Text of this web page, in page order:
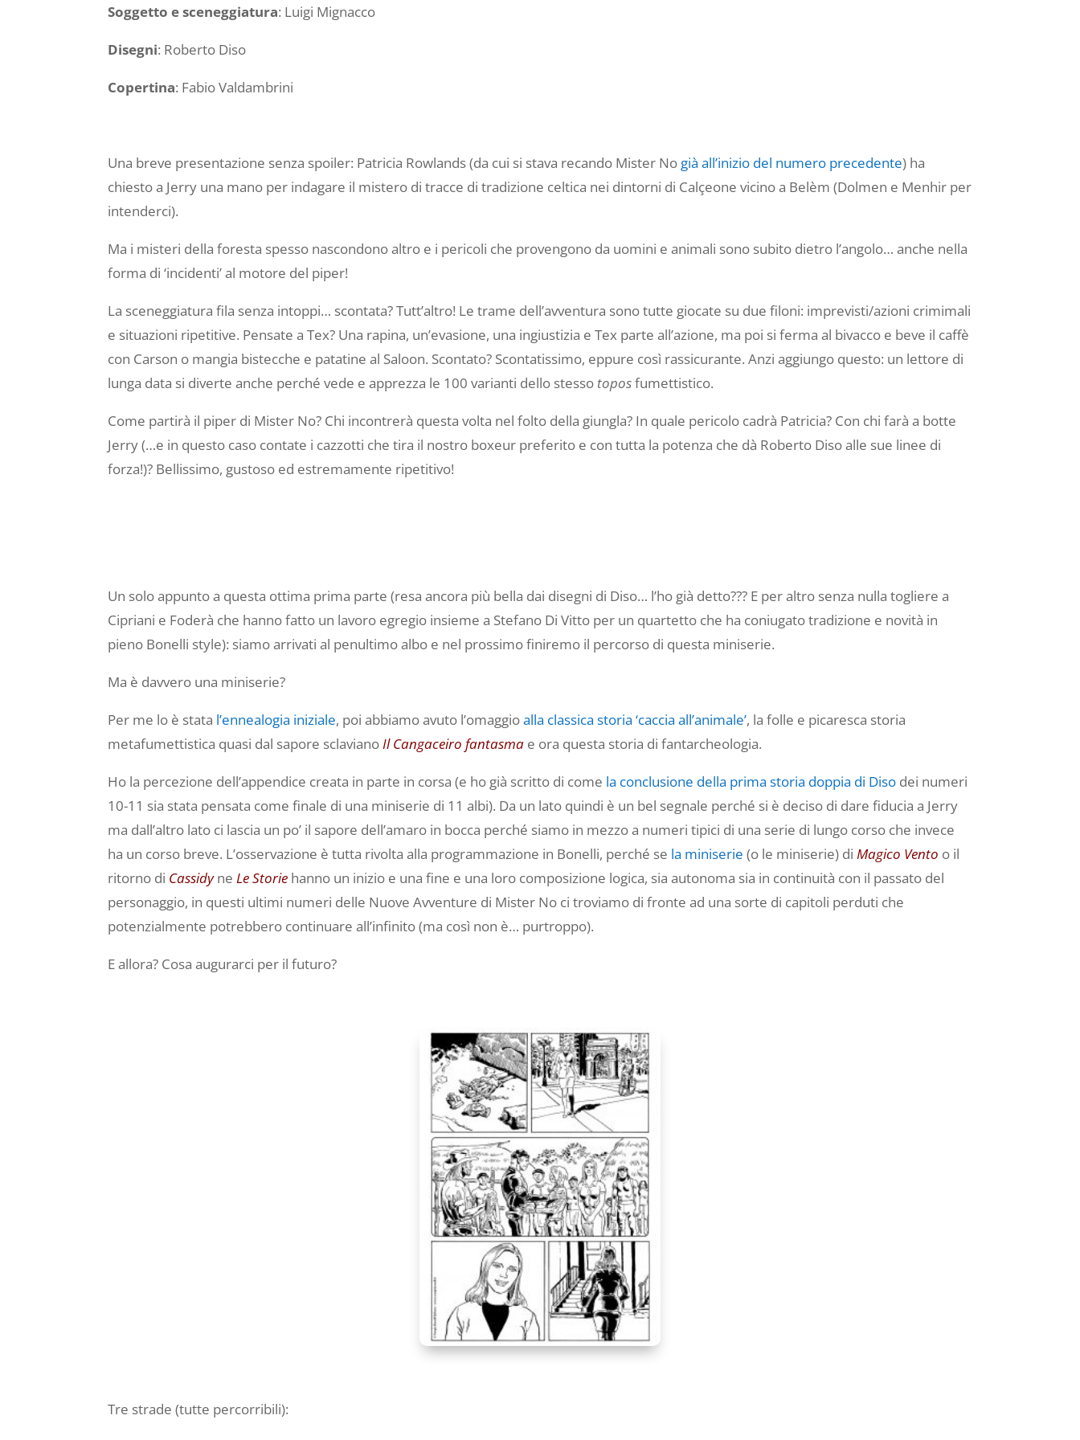
Soggetto e sceneggiatura: Luigi Mignacco
Disegni: Roberto Diso
Copertina: Fabio Valdambrini
Una breve presentazione senza spoiler: Patricia Rowlands (da cui si stava recando Mister No già all’inizio del numero precedente) ha
chiesto a Jerry una mano per indagare il mistero di tracce di tradizione celtica nei dintorni di Calçeone vicino a Belèm (Dolmen e Menhir per
intenderci).
Ma i misteri della foresta spesso nascondono altro e i pericoli che provengono da uomini e animali sono subito dietro l’angolo… anche nella
forma di ‘incidenti’ al motore del piper!
La sceneggiatura fila senza intoppi… scontata? Tutt’altro! Le trame dell’avventura sono tutte giocate su due filoni: imprevisti/azioni crimimali
e situazioni ripetitive. Pensate a Tex? Una rapina, un’evasione, una ingiustizia e Tex parte all’azione, ma poi si ferma al bivacco e beve il caffè
con Carson o mangia bistecche e patatine al Saloon. Scontato? Scontatissimo, eppure così rassicurante. Anzi aggiungo questo: un lettore di
lunga data si diverte anche perché vede e apprezza le 100 varianti dello stesso toposfumettistico.
Come partirà il piper di Mister No? Chi incontrerà questa volta nel folto della giungla? In quale pericolo cadrà Patricia? Con chi farà a botte
Jerry (…e in questo caso contate i cazzotti che tira il nostro boxeur preferito e con tutta la potenza che dà Roberto Diso alle sue linee di
forza!)? Bellissimo, gustoso ed estremamente ripetitivo!
Un solo appunto a questa ottima prima parte (resa ancora più bella dai disegni di Diso… l’ho già detto??? E per altro senza nulla togliere a
Cipriani e Foderà che hanno fatto un lavoro egregio insieme a Stefano Di Vitto per un quartetto che ha coniugato tradizione e novità in
pieno Bonelli style): siamo arrivati al penultimo albo e nel prossimo finiremo il percorso di questa miniserie.
Ma è davvero una miniserie?
Per me lo è stata l’ennealogia iniziale, poi abbiamo avuto l’omaggioalla classica storia ‘caccia all’animale’, la folle e picaresca storia
metafumettistica quasi dal sapore sclavianoIl Cangaceiro fantasma e ora questa storia di fantarcheologia.
Ho la percezione dell’appendice creata in parte in corsa (e ho già scritto di come la conclusione della prima storia doppia di Diso dei numeri
10-11 sia stata pensata come finale di una miniserie di 11 albi). Da un lato quindi è un bel segnale perché si è deciso di dare fiducia a Jerry
ma dall’altro lato ci lascia un po’ il sapore dell’amaro in bocca perché siamo in mezzo a numeri tipici di una serie di lungo corso che invece
ha un corso breve. L’osservazione è tutta rivolta alla programmazione in Bonelli, perché se la miniserie (o le miniserie) diMagico Vento o il
ritorno di CassidyneLe Storie hanno un inizio e una fine e una loro composizione logica, sia autonoma sia in continuità con il passato del
personaggio, in questi ultimi numeri delle Nuove Avventure di Mister No ci troviamo di fronte ad una sorte di capitoli perduti che
potenzialmente potrebbero continuare all’infinito (ma così non è… purtroppo).
E allora? Cosa augurarci per il futuro?
Tre strade (tutte percorribili):